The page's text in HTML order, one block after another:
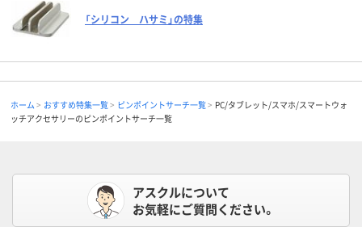
「シリコン ハサミ」の特集
ホーム おすすめ特集一覧 ピンポイントサーチ一覧
PC/タブレット/スマホ/スマートウォ
ッチアクセサリーのピンポイントサーチ一覧
アスクルについて
お気軽にご質問ください。